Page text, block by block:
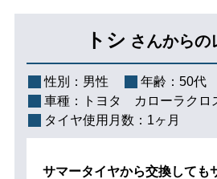
トシ さんからの
性別： 男性 年齢： 50代
車種：
トヨタ カローラクロ
タイヤ使用月数： 1ヶ月
サマータイヤから交換しても